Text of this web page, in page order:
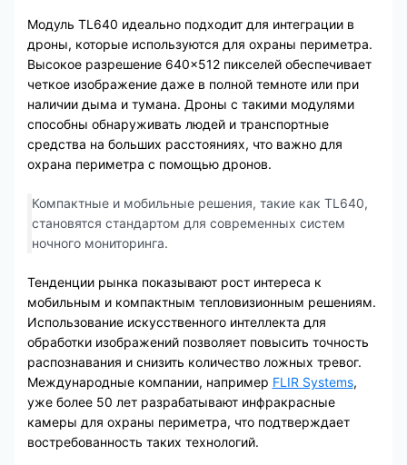
Модуль TL640 идеально подходит для интеграции в
дроны, которые используются для охраны периметра.
Высокое разрешение 640×512 пикселей обеспечивает
четкое изображение даже в полной темноте или при
наличии дыма и тумана. Дроны с такими модулями
способны обнаруживать людей и транспортные
средства на больших расстояниях, что важно для
охрана периметра с помощью дронов.
Компактные и мобильные решения, такие как TL640,
становятся стандартом для современных систем
ночного мониторинга.
Тенденции рынка показывают рост интереса к
мобильным и компактным тепловизионным решениям.
Использование искусственного интеллекта для
обработки изображений позволяет повысить точность
распознавания и снизить количество ложных тревог.
Международные компании, например FLIR Systems,
уже более 50 лет разрабатывают инфракрасные
камеры для охраны периметра, что подтверждает
востребованность таких технологий.